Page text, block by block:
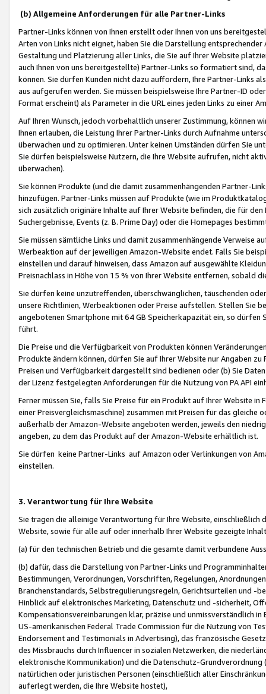
(b) Allgemeine Anforderungen für alle Partner-Links
Partner-Links können von Ihnen erstellt oder Ihnen von uns
Arten von Links nicht eignet, haben Sie die Darstellung
Gestaltung und Platzierung aller Links, die Sie auf Ihrer Website
auch Ihnen von uns bereitgestellte) Partner-Links so formatiert sind,
können. Sie dürfen Kunden nicht dazu auffordern, Ihre Partner-Links
aus aufgerufen werden. Sie müssen beispielsweise Ihre Partner-ID
Format erscheint) als Parameter in die URL eines jeden Links zu einer
Auf Ihren Wunsch, jedoch vorbehaltlich unserer Zustimmung, können
Ihnen erlauben, die Leistung Ihrer Partner-Links durch Aufnahme
überwachen und zu optimieren. Unter keinen Umständen dürfen Sie
Sie dürfen beispielsweise Nutzern, die Ihre Website aufrufen, nicht
überwachen).
Sie können Produkte (und die damit zusammenhängenden Partner-
hinzufügen. Partner-Links müssen auf Produkte (wie im
sich zusätzlich originäre Inhalte auf Ihrer Website befinden, die für
Suchergebnisse, Events (z. B. Prime Day) oder die Homepages
Sie müssen sämtliche Links und damit zusammenhängende
Werbeaktion auf der jeweiligen Amazon-Website endet. Falls Sie
einstellen und darauf hinweisen, dass Amazon auf ausgewählte
Preisnachlass in Höhe von 15 % von Ihrer Website entfernen, sobald
Sie dürfen keine unzutreffenden, überschwänglichen, täuschenden
unsere Richtlinien, Werbeaktionen oder Preise aufstellen. Stellen Sie
angebotenen Smartphone mit 64 GB Speicherkapazität ein, so dürfen
führt.
Die Preise und die Verfügbarkeit von Produkten können
Produkte ändern können, dürfen Sie auf Ihrer Website nur Angaben
Preisen und Verfügbarkeit dargestellt sind bedienen oder (b) Sie
der Lizenz festgelegten Anforderungen für die Nutzung von PA API
Ferner müssen Sie, falls Sie Preise für ein Produkt auf Ihrer Website
einer Preisvergleichsmaschine) zusammen mit Preisen für das
außerhalb der Amazon-Website angeboten werden, jeweils den
angeben, zu dem das Produkt auf der Amazon-Website erhältlich ist.
Sie dürfen keine Partner-Links auf Amazon oder Verlinkungen von
einstellen.
3. Verantwortung für Ihre Website
Sie tragen die alleinige Verantwortung für Ihre Website,
Website, sowie für alle auf oder innerhalb Ihrer Website gezeigte
(a) für den technischen Betrieb und die gesamte damit verbundene
(b) dafür, dass die Darstellung von Partner-Links und
Bestimmungen, Verordnungen, Vorschriften, Regelungen,
Branchenstandards, Selbstregulierungsregeln, Gerichtsurteilen und -
Hinblick auf elektronisches Marketing, Datenschutz und -sicherheit,
Kompensationsvereinbarungen klar, präzise und unmissverständlich
US-amerikanischen Federal Trade Commission für die Nutzung von
Endorsement and Testimonials in Advertising), das französische
des Missbrauchs durch Influencer in sozialen Netzwerken, die
elektronische Kommunikation) und die Datenschutz-
natürlichen oder juristischen Personen (einschließlich aller
auferlegt werden, die Ihre Website hostet),